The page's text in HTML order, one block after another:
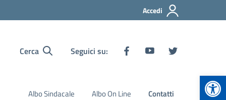
Accedi
Cerca Seguici su:
Albo Sindacale Albo On Line Contatti